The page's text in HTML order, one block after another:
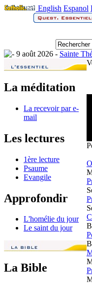
English Espanol
9 août 2026 - Sainte
La méditation
La recevoir par e-
mail
Les lectures
1ère lecture
Psaume
Evangile
Approfondir
L'homélie du jour
Le saint du jour
La Bible